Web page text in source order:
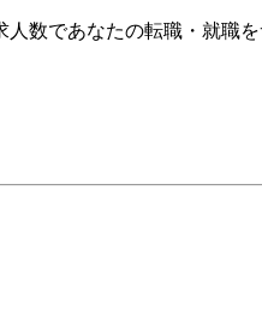
数であなたの転職・就職を